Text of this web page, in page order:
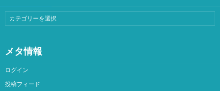
メタ情報
ログイン
投稿フィード